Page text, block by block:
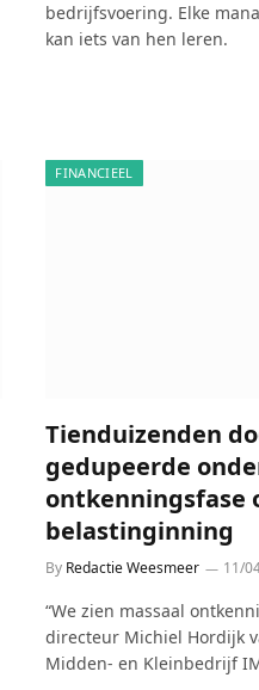
bedrijfsvoering. Elke
kan iets van hen leren.
FINANCIEEL
Tienduizenden
gedupeerde
ontkenningsfase
belastinginning
By Redactie Weesmeer 11/
“We zien massaal
directeur Michiel Hordijk
Midden- en Kleinbedrijf